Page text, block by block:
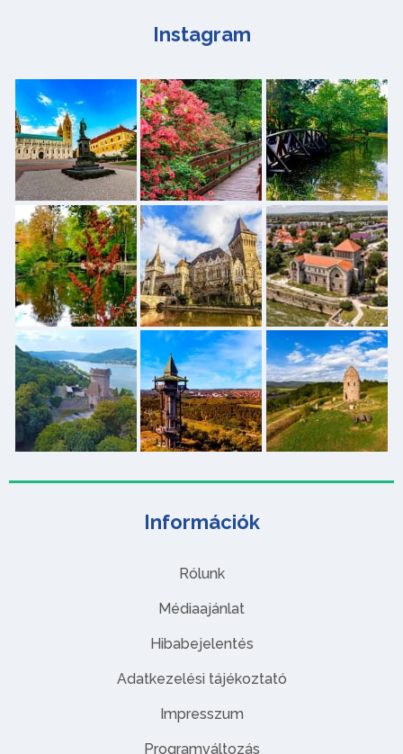
Információk
Rólunk
Médiaajánlat
Hibabejelentés
Adatkezelési tájékoztató
Impresszum
Programváltozás
Instagram